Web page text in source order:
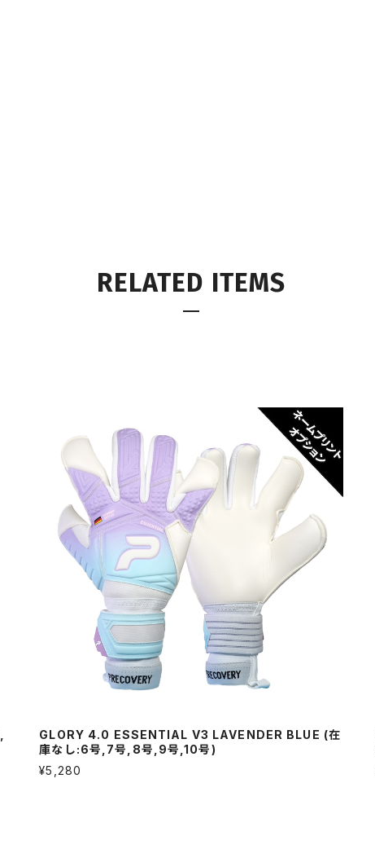
RELATED ITEMS
GLORY 4.0 ESSENTIAL V3 LAVENDER BLUE (在
庫なし:6号,7号,8号,9号,10号)
¥5,280